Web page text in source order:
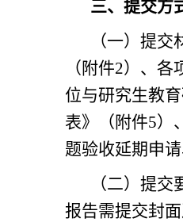
三、提交方
（一）提
（附件2）、
位与研究生教
表》（附件5）
题验收延期申请
（二）提
报告需提交封